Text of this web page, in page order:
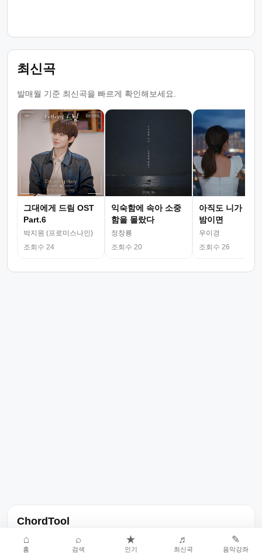
최신곡
발매월 기준 최신곡을 빠르게 확인해보세요.
그대에게 드림 OST
Part.6
박지원 (프로미스나인)
조회수 24
익숙함에 속아 소중
함을 몰랐다
정창룡
조회수 20
아직도 니가 그
밤이면
우이경
조회수 26
ChordTool
노래 가사, 곡 정보, 코드, 악보를 한곳에서 찾을 수 있는 음악 정보
서비스입니다.
⌂
홈
⌕
검색
★
인기
♬
최신곡
✎
음악강좌